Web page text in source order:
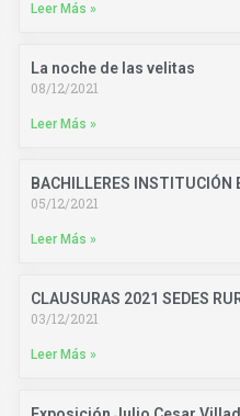
Leer Más »
La noche de las velitas
08/12/2021
Leer Más »
BACHILLERES INSTITUCIÓN
05/12/2021
Leer Más »
CLAUSURAS 2021 SEDES
03/12/2021
Leer Más »